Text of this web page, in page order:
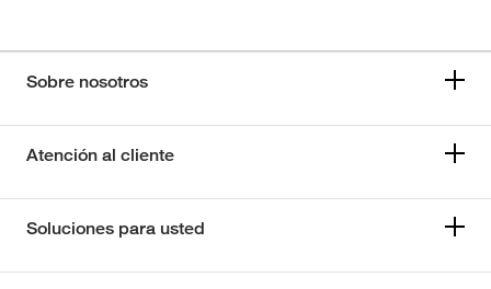
Sobre nosotros
Atención al cliente
Soluciones para usted